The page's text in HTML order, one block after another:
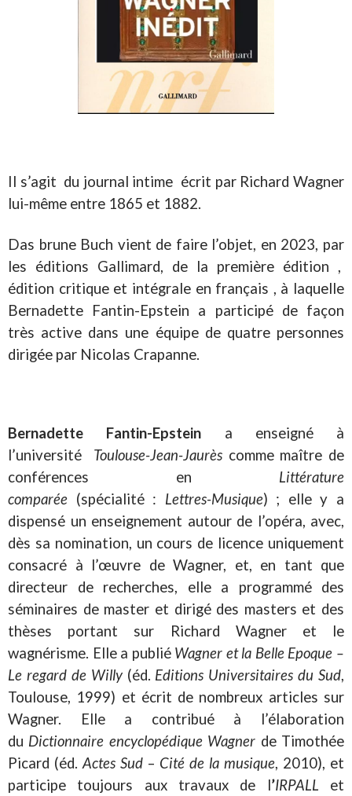
Il s’agit du journal intime écrit par Richard Wagner
lui-même entre 1865 et 1882.
Das brune Buch vient de faire l’objet, en 2023, par
les éditions Gallimard, de la première édition ,
édition critique et intégrale en français , à laquelle
Bernadette Fantin-Epstein a participé de façon
très active dans une équipe de quatre personnes
dirigée par Nicolas Crapanne.
Bernadette Fantin-Epstein a enseigné à
l’université Toulouse-Jean-Jaurès comme maître de
conférences en Littérature
comparée (spécialité : Lettres-Musique) ; elle y a
dispensé un enseignement autour de l’opéra, avec,
dès sa nomination, un cours de licence uniquement
consacré à l’œuvre de Wagner, et, en tant que
directeur de recherches, elle a programmé des
séminaires de master et dirigé des masters et des
thèses portant sur Richard Wagner et le
wagnérisme. Elle a publié Wagner et la Belle Epoque –
Le regard de Willy(éd. Editions Universitaires du Sud,
Toulouse, 1999) et écrit de nombreux articles sur
Wagner. Elle a contribué à l’élaboration
du Dictionnaire encyclopédique Wagner de Timothée
Picard (éd.Actes Sud – Cité de la musique, 2010), et
participe toujours aux travaux de l’IRPALL et